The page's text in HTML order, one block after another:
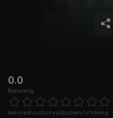
0.0
Baholang
1 Star 2 Stars 3 Stars 4 Stars5 Stars 6 Stars7 Stars8 Stars
baholash uchun yulduzlarni to'ldiring